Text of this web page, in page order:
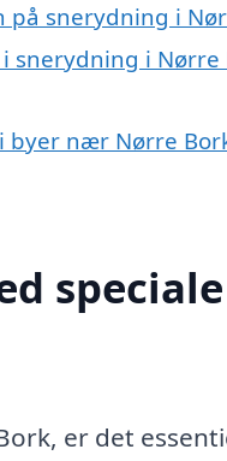
snerydning i
snerydning i
byer nær Nørre
er det